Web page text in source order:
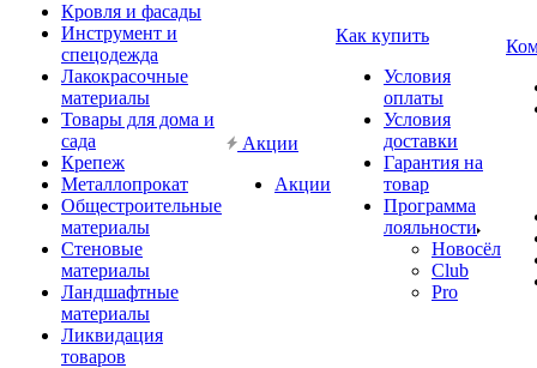
Кровля и фасады
Инструмент и
спецодежда
Лакокрасочные
материалы
Товары для дома и
сада
Крепеж
Металлопрокат
Общестроительные
материалы
Стеновые
материалы
Ландшафтные
материалы
Ликвидация
товаров
Акции
Акции
Как купить
Условия
оплаты
Условия
доставки
Гарантия на
товар
Программа
лояльности
Новосёл
Club
Pro